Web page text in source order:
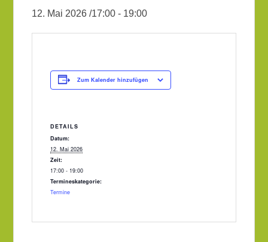
12. Mai 2026 /17:00 - 19:00
Zum Kalender hinzufügen
DETAILS
Datum:
12. Mai 2026
Zeit:
17:00 - 19:00
Termineskategorie:
Termine